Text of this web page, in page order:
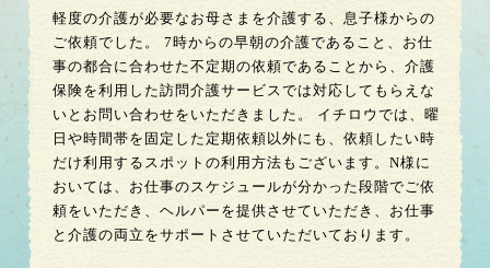
軽度の介護が必要なお母さまを介護する、息子様からの
ご依頼でした。 7時からの早朝の介護であること、お仕
事の都合に合わせた不定期の依頼であることから、介護
保険を利用した訪問介護サービスでは対応してもらえな
いとお問い合わせをいただきました。 イチロウでは、曜
日や時間帯を固定した定期依頼以外にも、依頼したい時
だけ利用するスポットの利用方法もございます。N様に
おいては、お仕事のスケジュールが分かった段階でご依
頼をいただき、ヘルパーを提供させていただき、お仕事
と介護の両立をサポートさせていただいております。